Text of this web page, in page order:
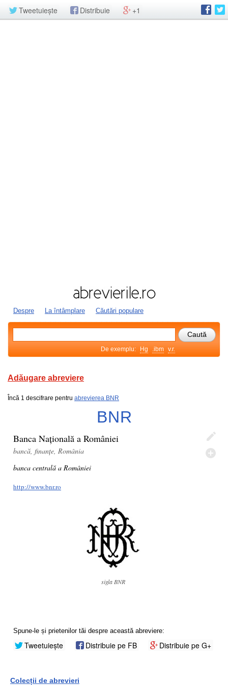
Tweetuiește Distribuie +1
Despre La întâmplare Căutări populare
De exemplu: Hg .ibm v.r.
Adăugare abreviere
Încă 1 descifrare pentru abrevierea BNR
BNR
Banca Națională a României
bancă, finanțe, România
banca centrală a României
http://www.bnr.ro
sigla BNR
Spune-le și prietenilor tăi despre această abreviere:
Tweetuiește Distribuie pe FB Distribuie pe G+
Colecții de abrevieri